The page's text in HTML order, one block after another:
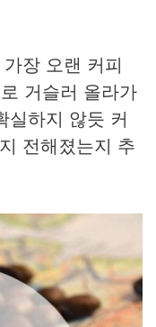
장 오랜 커피
거슬러 올라가
실하지 않듯 커
전해졌는지 추